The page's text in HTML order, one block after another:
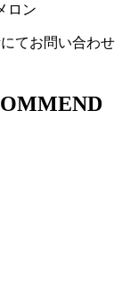
ロン
てお問い合わせ